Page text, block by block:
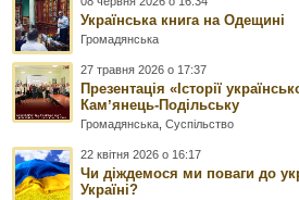
Українська книга на Одещині
Громадянська
27 травня 2026 о 17:37
Презентація «Історії
Камʼянець-Подільську
Громадянська ,Суспільство
22 квітня 2026 о 16:17
Чи діждемося ми поваги до
Україні?